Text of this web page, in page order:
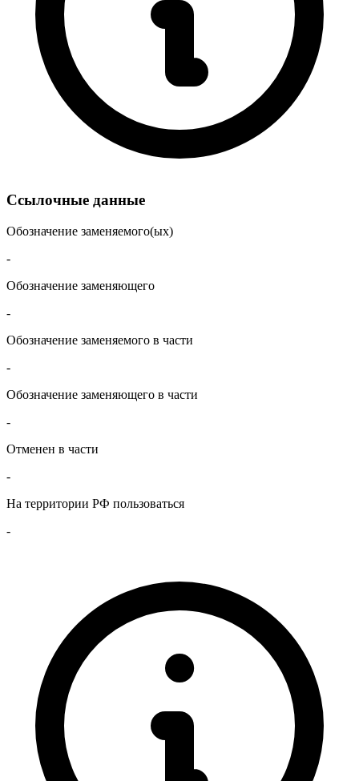
Ссылочные данные
Обозначение заменяемого(ых)
-
Обозначение заменяющего
-
Обозначение заменяемого в части
-
Обозначение заменяющего в части
-
Отменен в части
-
На территории РФ пользоваться
-